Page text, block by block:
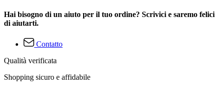
Hai bisogno di un aiuto per il tuo ordine? Scrivici e saremo felici
di aiutarti.
Contatto
Qualità verificata
Shopping sicuro e affidabile